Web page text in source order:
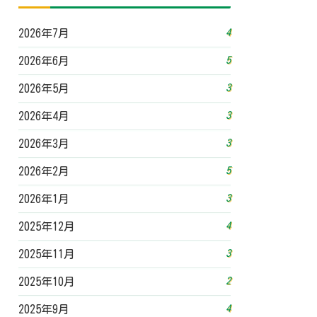
2026年7月 4
2026年6月 5
2026年5月 3
2026年4月 3
2026年3月 3
2026年2月 5
2026年1月 3
2025年12月 4
2025年11月 3
2025年10月 2
2025年9月 4